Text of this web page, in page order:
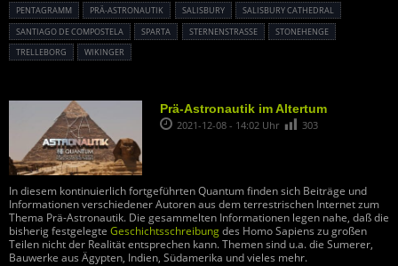
PENTAGRAMM PRÄ-ASTRONAUTIK SALISBURY
SALISBURY CATHEDRAL
SANTIAGO DE COMPOSTELA
SPARTA STERNENSTRASSE
STONEHENGE
TRELLEBORG
WIKINGER
Prä-Astronautik im Altertum
2021-12-08 - 14:02 Uhr 303
In diesem kontinuierlich fortgeführten Quantum finden sich Beiträge und
Informationen verschiedener Autoren aus dem terrestrischen Internet zum
Thema Prä-Astronautik. Die gesammelten Informationen legen nahe, daß die
bisherig festgelegte Geschichtsschreibungdes Homo Sapiens zu großen
Teilen nicht der Realität entsprechen kann. Themen sind u.a. die Sumerer,
Bauwerke aus Ägypten, Indien, Südamerika und vieles mehr.